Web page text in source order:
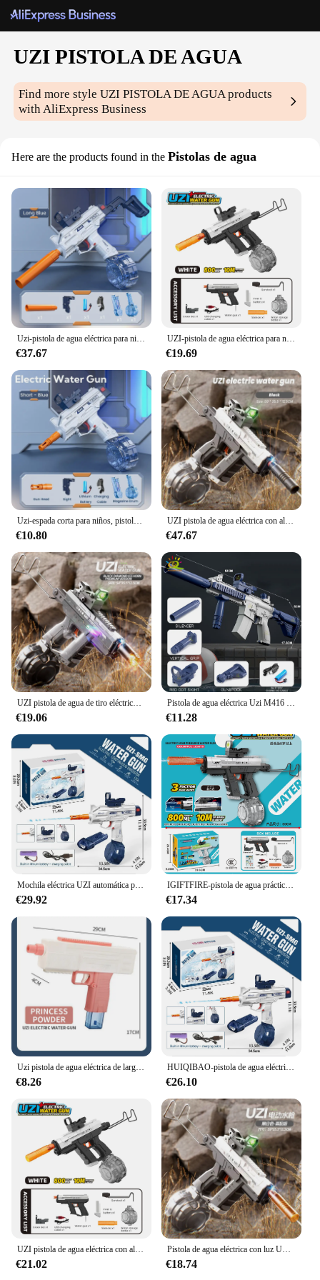
UZI PISTOLA DE AGUA
Find more styleUZI PISTOLA DE AGUAproducts
with AliExpress Business
Here are the products found in the Pistolas de agua
Uzi-pistola de agua eléctrica para niños, juguete de piscina de tiro continuo, con silenciador de vistas, diversión al aire libre, utilería de juego Cs
€37.67
UZI-pistola de agua eléctrica para niños y adultos, juguete de pistola de recarga continua con conexión mecánica, juego de disparos al aire libre
€19.69
Uzi-espada corta para niños, pistola de agua, edición de tambor de bala, juego de agua de verano, juguetes para niños, parque de atracciones acuático, adultos, lucha contra las guerras de agua
€10.80
UZI pistola de agua eléctrica con alcance a tope, enlace mecánico, máquina de recarga continua, pistola automática, juguetes para niños y adultos
€47.67
UZI pistola de agua de tiro eléctrico de largo alcance con juguetes de iluminación, pistola de juguete de agua de tiro automático completo de alta presión para niños y adultos
€19.06
Pistola de agua eléctrica Uzi M416 M1911, juego de disparos, juguetes de cañón, lucha por las aguas al aire libre, playa, juguete para niños, regalos para niños
€11.28
Mochila eléctrica UZI automática para niños, subametralladora de agua, juguete de verano, pistolas de agua, piscina de playa al aire libre para adultos
€29.92
IGIFTFIRE-pistola de agua práctica para niños, luces coloridas deslumbrantes, UZI, succión automática, tiro continuo, novedad de verano
€17.34
€8.26
HUIQIBAO-pistola de agua eléctrica automática UZI, juguete de lucha de verano, pistolas de agua, piscina de playa al aire libre, juguetes para adultos
€26.10
€21.02
Pistola de agua eléctrica con luz UZI, carga USB, absorción de agua automática para juegos de piscina, pistolas de juguete para niños
€18.74